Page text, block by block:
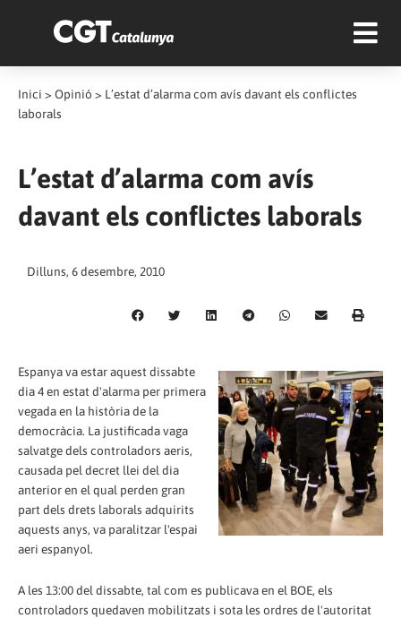
Inici > Opinió > L’estat d’alarma com avís davant els conflictes
laborals
L’estat d’alarma com avís
davant els conflictes laborals
Dilluns, 6 desembre, 2010
Espanya va estar aquest dissabte
dia 4 en estat d'alarma per primera
vegada en la història de la
democràcia. La justificada vaga
salvatge dels controladors aeris,
causada pel decret llei del dia
anterior en el qual perden gran
part dels drets laborals adquirits
aquests anys, va paralitzar l'espai
aeri espanyol.
A les 13:00 del dissabte, tal com es publicava en el BOE, els
controladors quedaven mobilitzats i sota les ordres de l'autoritat